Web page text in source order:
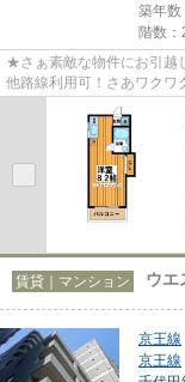
築年数
階数：
★さぁ素敵な物件にお引越
他路線利用可！さあワクワ
線南側エリア、下北沢駅も
賃貸｜マンション ウエ
京王線
京王線